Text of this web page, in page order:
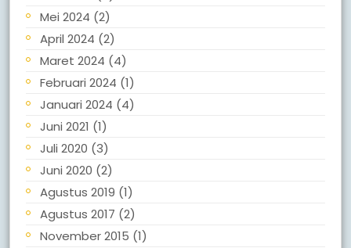
Mei 2024 (2)
April 2024 (2)
Maret 2024 (4)
Februari 2024 (1)
Januari 2024 (4)
Juni 2021 (1)
Juli 2020 (3)
Juni 2020 (2)
Agustus 2019 (1)
Agustus 2017 (2)
November 2015 (1)